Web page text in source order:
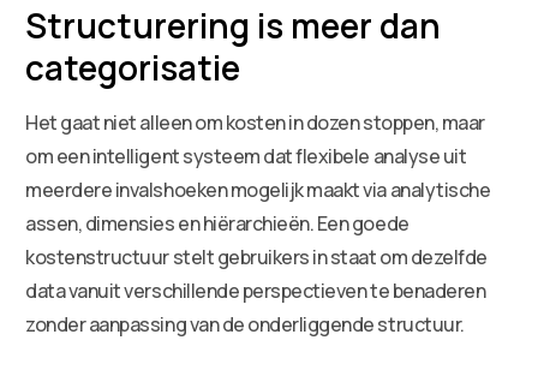
Structurering is meer dan
categorisatie
Het gaat niet alleen om kosten in dozen stoppen, maar
om een intelligent systeem dat flexibele analyse uit
meerdere invalshoeken mogelijk maakt via analytische
assen, dimensies en hiërarchieën. Een goede
kostenstructuur stelt gebruikers in staat om dezelfde
data vanuit verschillende perspectieven te benaderen
zonder aanpassing van de onderliggende structuur.